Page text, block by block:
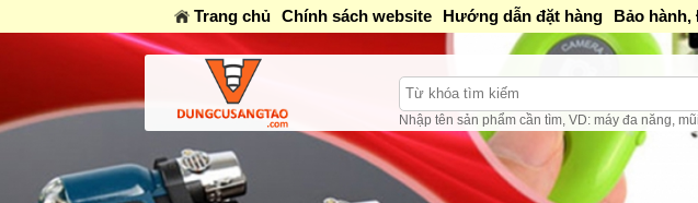
Trang chủ Chính sách website Hướng dẫn đặt hàng Bảo hành,
Nhập tên sản phẩm cần tìm, VD: máy đa năng,